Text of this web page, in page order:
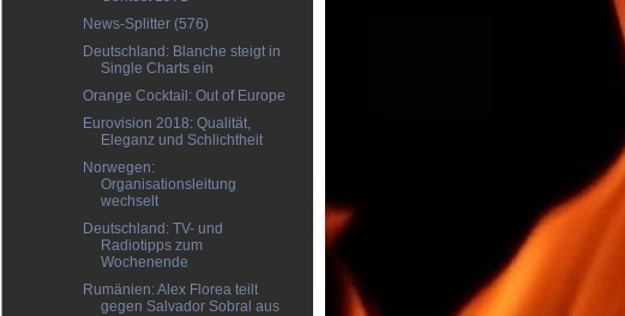
News-Splitter (576)
Deutschland: Blanche steigt in
Single Charts ein
Orange Cocktail: Out of Europe
Eurovision 2018: Qualität,
Eleganz und Schlichtheit
Norwegen:
Organisationsleitung
wechselt
Deutschland: TV- und
Radiotipps zum
Wochenende
Rumänien: Alex Florea teilt
gegen Salvador Sobral aus